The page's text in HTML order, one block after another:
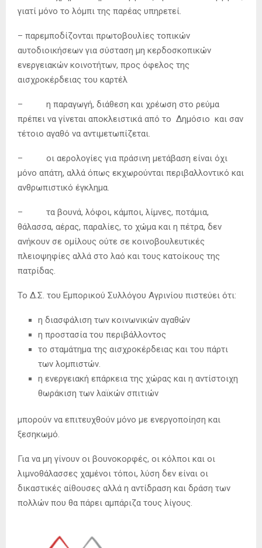
γιατί μόνο το λόμπι της παρέας υπηρετεί.
– παρεμποδίζονται πρωτοβουλίες τοπικών
αυτοδιοικήσεων για σύσταση μη κερδοσκοπικών
ενεργειακών κοινοτήτων, προς όφελος της
αισχροκέρδειας του καρτέλ
– η παραγωγή, διάθεση και χρέωση στο ρεύμα
πρέπει να γίνεται αποκλειστικά από το Δημόσιο και σαν
τέτοιο αγαθό να αντιμετωπίζεται.
– οι αερολογίες για πράσινη μετάβαση είναι όχι
μόνο απάτη, αλλά όπως εκχωρούνται περιβαλλοντικό και
ανθρωπιστικό έγκλημα.
– τα βουνά, λόφοι, κάμποι, λίμνες, ποτάμια,
θάλασσα, αέρας, παραλίες, το χώμα και η πέτρα, δεν
ανήκουν σε ομίλους ούτε σε κοινοβουλευτικές
πλειοψηφίες αλλά στο λαό και τους κατοίκους της
πατρίδας.
Το Δ.Σ. του Εμπορικού Συλλόγου Αγρινίου πιστεύει ότι:
η διασφάλιση των κοινωνικών αγαθών
η προστασία του περιβάλλοντος
το σταμάτημα της αισχροκέρδειας και του πάρτι
των λομπιστών.
η ενεργειακή επάρκεια της χώρας και η αντίστοιχη
θωράκιση των λαϊκών σπιτιών
μπορούν να επιτευχθούν μόνο με ενεργοποίηση και
ξεσηκωμό.
Για να μη γίνουν οι βουνοκορφές, οι κόλποι και οι
λιμνοθάλασσες χαμένοι τόποι, λύση δεν είναι οι
δικαστικές αίθουσες αλλά η αντίδραση και δράση των
πολλών που θα πάρει αμπάριζα τους λίγους.